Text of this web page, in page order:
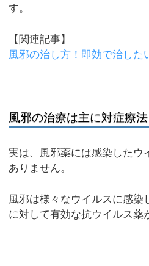
す。
【関連記事】
風邪の治し方！即効で治した
風邪の治療は主に対症療法
実は、風邪薬には感染したウ
ありません。
風邪は様々なウイルスに感染
に対して有効な抗ウイルス薬